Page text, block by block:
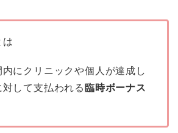
は
にクリニックや個人が達成し
して支払われる 臨時ボーナス